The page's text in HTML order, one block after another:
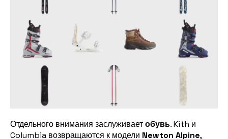
Отдельного внимания заслуживаетобувь. Kith и
Columbia возвращаются к модели Newton Alpine,